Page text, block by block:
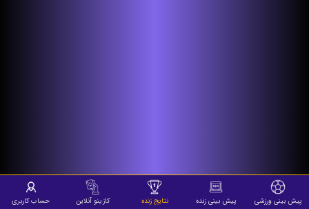
پیش بینی ورزشی پیش بینی زنده نتایج زنده کازینو آنلاین حساب کاربری